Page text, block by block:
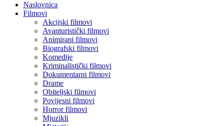
Naslovnica
Filmovi
Akcijski filmovi
Avanturistički filmovi
Animirani filmovi
Biografski filmovi
Komedije
Kriminalistički filmovi
Dokumentarni filmovi
Drame
Obiteljski filmovi
Povijesni filmovi
Horror filmovi
Mjuzikli